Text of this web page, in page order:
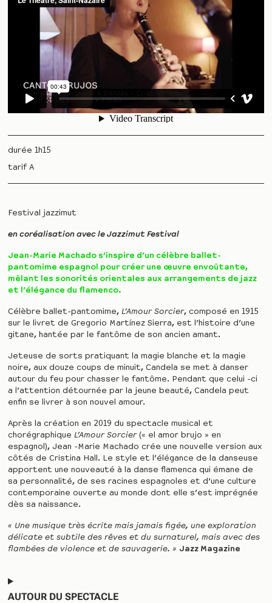
AUTOUR DU SPECTACLE
durée 1h15
tarif A
Festival jazzimut
en coréalisation avec le Jazzimut Festival
Jean-Marie Machado s’inspire d’un célèbre ballet-
pantomime espagnol pour créer une œuvre envoûtante,
mêlant les sonorités orientales aux arrangements de jazz
et l’élégance du flamenco.
Célèbre ballet-pantomime, L’Amour Sorcier, composé en 1915
sur le livret de Gregorio Martínez Sierra, est l’histoire d’une
gitane, hantée par le fantôme de son ancien amant.
Jeteuse de sorts pratiquant la magie blanche et la magie
noire, aux douze coups de minuit, Candela se met à danser
autour du feu pour chasser le fantôme. Pendant que celui -ci
a l’attention détournée par la jeune beauté, Candela peut
enfin se livrer à son nouvel amour.
Après la création en 2019 du spectacle musical et
chorégraphique L’Amour Sorcier(« el amor brujo » en
espagnol), Jean -Marie Machado crée une nouvelle version aux
côtés de Cristina Hall. Le style et l’élégance de la danseuse
apportent une nouveauté à la danse flamenca qui émane de
sa personnalité, de ses racines espagnoles et d’une culture
contemporaine ouverte au monde dont elle s’est imprégnée
dès sa naissance.
« Une musique très écrite mais jamais figée, une exploration
délicate et subtile des rêves et du surnaturel, mais avec des
flambées de violence et de sauvagerie. » Jazz Magazine